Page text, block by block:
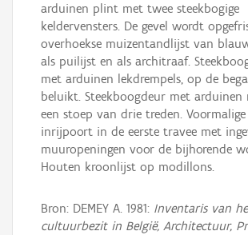
arduinen plint met twee steekbogige
keldervensters. De gevel wordt
overhoekse muizentandlijst van
als puilijst en als architraaf.
met arduinen lekdrempels, op de
beluikt. Steekboogdeur met arduinen
een stoep van drie treden. Voormalige
inrijpoort in de eerste travee met
muuropeningen voor de bijhorende
Houten kroonlijst op modillons.
Bron: DEMEY A. 1981: Inventaris van
cultuurbezit in België, Architectuur,